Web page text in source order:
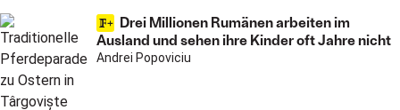
Drei Millionen Rumänen arbeiten im
Ausland und sehen ihre Kinder oft Jahre nicht
Andrei Popoviciu